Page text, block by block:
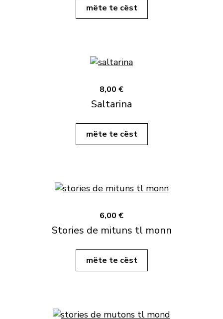
mëte te cëst
8,00 €
Saltarina
mëte te cëst
6,00 €
Stories de mituns tl monn
mëte te cëst